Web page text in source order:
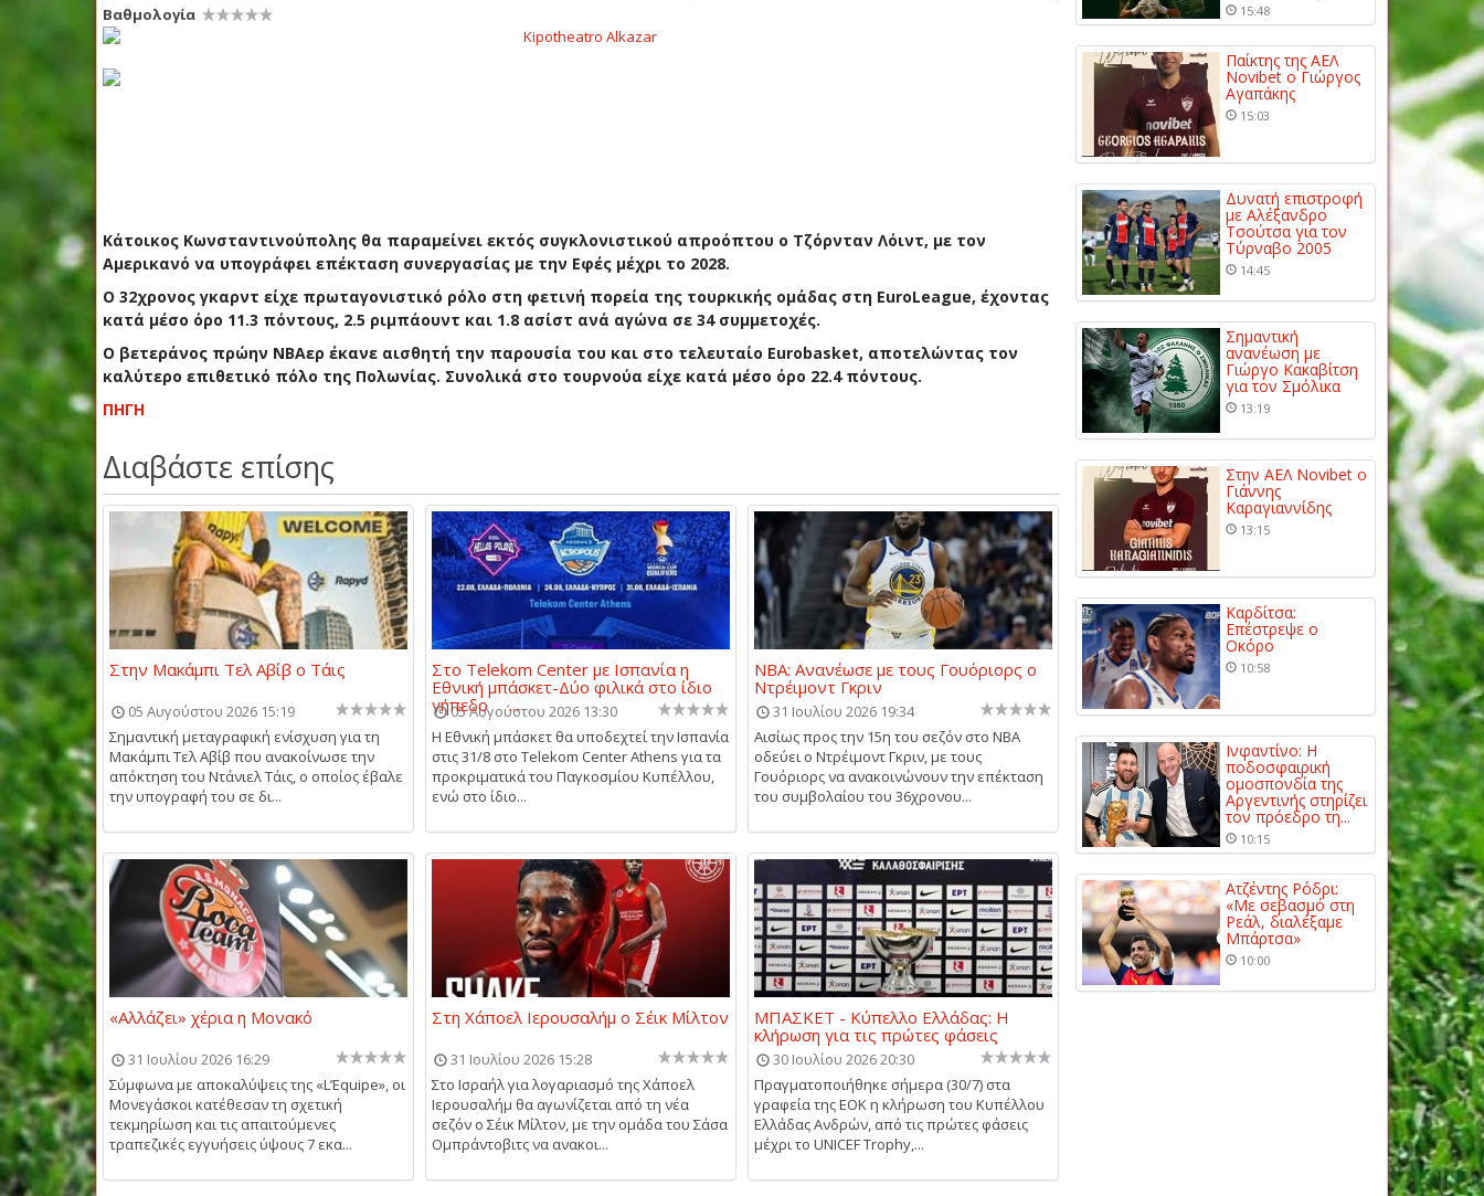
Βαθμολογία
Κάτοικος Κωνσταντινούπολης θα παραμείνει εκτός συγκλονιστικού απροόπτου ο Τζόρνταν Λόιντ, με τον
Αμερικανό να υπογράφει επέκταση συνεργασίας με την Εφές μέχρι το 2028.
Ο 32χρονος γκαρντ είχε πρωταγονιστικό ρόλο στη φετινή πορεία της τουρκικής ομάδας στη EuroLeague, έχοντας
κατά μέσο όρο 11.3 πόντους, 2.5 ριμπάουντ και 1.8 ασίστ ανά αγώνα σε 34 συμμετοχές.
Ο βετεράνος πρώην NBAερ έκανε αισθητή την παρουσία του και στο τελευταίο Eurobasket, αποτελώντας τον
καλύτερο επιθετικό πόλο της Πολωνίας. Συνολικά στο τουρνούα είχε κατά μέσο όρο 22.4 πόντους.
ΠΗΓΗ
Διαβάστε επίσης
Στην Μακάμπι Τελ Αβίβ ο Τάις
05 Αυγούστου 2026 15:19
Σημαντική μεταγραφική ενίσχυση για τη
Μακάμπι Τελ Αβίβ που ανακοίνωσε την
απόκτηση του Ντάνιελ Τάις, ο οποίος έβαλε
την υπογραφή του σε δι...
Στο Telekom Center με Ισπανία η
Εθνική μπάσκετ-Δύο φιλικά στο ίδιο
γήπεδο ...
05 Αυγούστου 2026 13:30
Η Εθνική μπάσκετ θα υποδεχτεί την Ισπανία
στις 31/8 στο Telekom Center Athens για τα
προκριματικά του Παγκοσμίου Κυπέλλου,
ενώ στο ίδιο...
NBA: Ανανέωσε με τους Γουόριορς ο
Ντρέιμοντ Γκριν
31 Ιουλίου 2026 19:34
Αισίως προς την 15η του σεζόν στο NBA
οδεύει ο Ντρέιμοντ Γκριν, με τους
Γουόριορς να ανακοινώνουν την επέκταση
του συμβολαίου του 36χρονου...
«Αλλάζει» χέρια η Μονακό
31 Ιουλίου 2026 16:29
Σύμφωνα με αποκαλύψεις της «L’Equipe», οι
Μονεγάσκοι κατέθεσαν τη σχετική
τεκμηρίωση και τις απαιτούμενες
τραπεζικές εγγυήσεις ύψους 7 εκα...
Στη Χάποελ Ιερουσαλήμ ο Σέικ Μίλτον
31 Ιουλίου 2026 15:28
Στο Ισραήλ για λογαριασμό της Χάποελ
Ιερουσαλήμ θα αγωνίζεται από τη νέα
σεζόν ο Σέικ Μίλτον, με την ομάδα του Σάσα
Ομπράντοβιτς να ανακοι...
ΜΠΑΣΚΕΤ - Κύπελλο Ελλάδας: Η
κλήρωση για τις πρώτες φάσεις
30 Ιουλίου 2026 20:30
Πραγματοποιήθηκε σήμερα (30/7) στα
γραφεία της ΕΟΚ η κλήρωση του Κυπέλλου
Ελλάδας Ανδρών, από τις πρώτες φάσεις
μέχρι το UNICEF Trophy,...
15:48
Παίκτης της ΑΕΛ
Novibet ο Γιώργος
Αγαπάκης
15:03
Δυνατή επιστροφή
με Αλέξανδρο
Τσούτσα για τον
Τύρναβο 2005
14:45
Σημαντική
ανανέωση με
Γιώργο Κακαβίτση
για τον Σμόλικα
13:19
Στην ΑΕΛ Novibet ο
Γιάννης
Καραγιαννίδης
13:15
Καρδίτσα:
Επέστρεψε ο
Οκόρο
10:58
Ινφαντίνο: Η
ποδοσφαιρική
ομοσπονδία της
Αργεντινής στηρίζει
τον πρόεδρο τη...
10:15
Ατζέντης Ρόδρι:
«Με σεβασμό στη
Ρεάλ, διαλέξαμε
Μπάρτσα»
10:00